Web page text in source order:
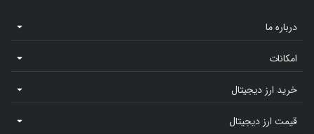
درباره ما
امکانات
خرید ارز دیجیتال
قیمت ارز دیجیتال